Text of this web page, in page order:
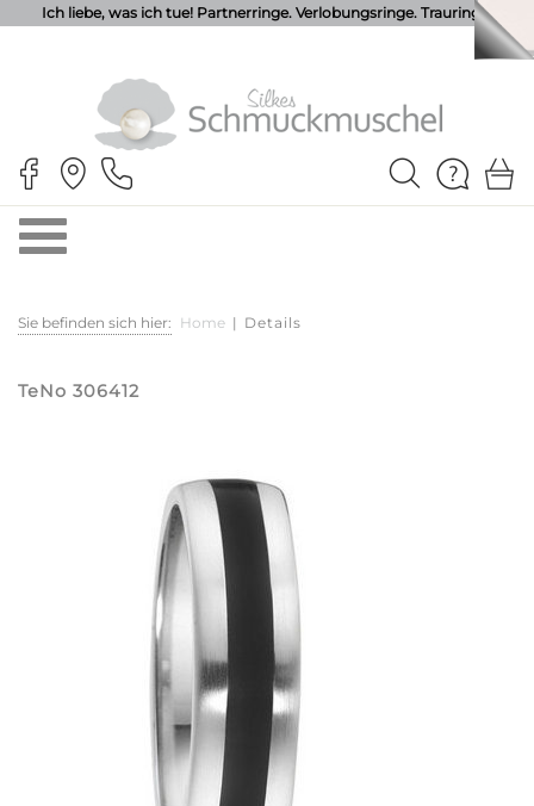
Ich liebe, was ich tue! Partnerringe. Verlobungsringe. Trauringe.
Sie befinden sich hier: Home | Details
TeNo 306412